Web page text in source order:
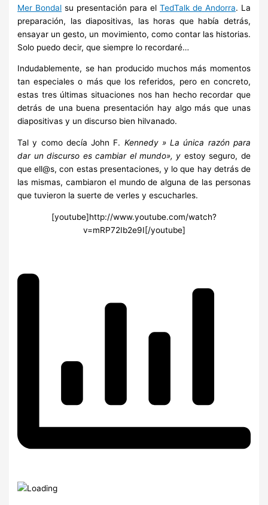
Mer Bondal su presentación para el TedTalk de Andorra. La
preparación, las diapositivas, las horas que había detrás,
ensayar un gesto, un movimiento, como contar las historias.
Solo puedo decir, que siempre lo recordaré…
Indudablemente, se han producido muchos más momentos
tan especiales o más que los referidos, pero en concreto,
estas tres últimas situaciones nos han hecho recordar que
detrás de una buena presentación hay algo más que unas
diapositivas y un discurso bien hilvanado.
Tal y como decía John F. Kennedy » La única razón para
dar un discurso es cambiar el mundo», y estoy seguro, de
que ell@s, con estas presentaciones, y lo que hay detrás de
las mismas, cambiaron el mundo de alguna de las personas
que tuvieron la suerte de verles y escucharles.
[youtube]http://www.youtube.com/watch?
v=mRP72Ib2e9I[/youtube]